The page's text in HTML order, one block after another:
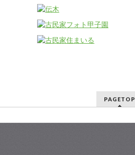
PAGETOP